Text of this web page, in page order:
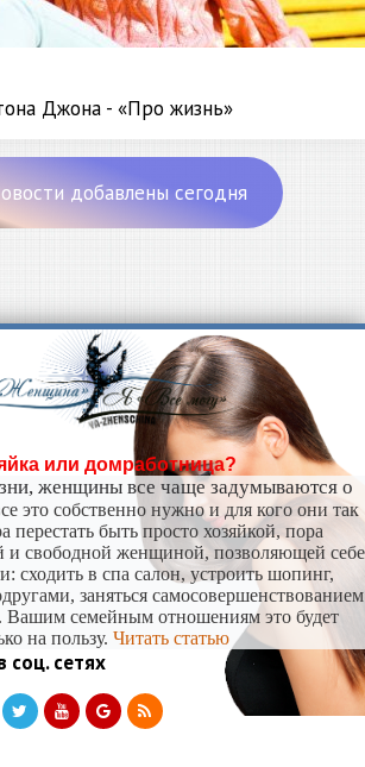
Джона - «Про жизнь»
добавлены сегодня
или домработница?
женщины все чаще задумываются о
это собственно нужно и для кого они так
перестать быть просто хозяйкой, пора
и свободной женщиной, позволяющей себе
сходить в спа салон, устроить шопинг,
заняться самосовершенствованием
Вашим семейным отношениям это будет
на пользу. Читать статью
сетях